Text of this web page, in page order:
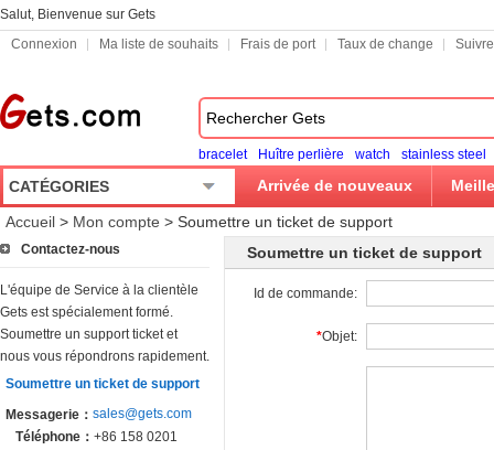
Salut, Bienvenue sur Gets
Connexion
Ma liste de souhaits Frais de port Taux de change
bracelet Huître perlière watch stainless steel
CATÉGORIES Arrivée de nouveaux
Accueil > Mon compte > Soumettre un ticket de support
Contactez-nous
L'équipe de Service à la clientèle
Gets est spécialement formé.
Soumettre un support ticket et
nous vous répondrons rapidement.
Soumettre un ticket de support
Messagerie： sales@gets.com
Téléphone： +86 158 0201
Soumettre un ticket de support
Id de commande:
*Objet: